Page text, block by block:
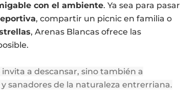
con el ambiente. Ya sea para pasar
, compartir un picnic en familia o
, Arenas Blancas ofrece las
a descansar, sino también a
sanadores de la naturaleza entrerriana.